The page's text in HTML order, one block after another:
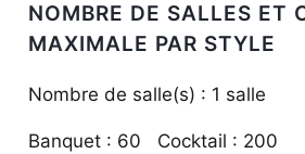
NOMBRE DE SALLES ET
MAXIMALE PAR STYLE
Nombre de salle(s) : 1 salle
Banquet : 60 Cocktail : 200